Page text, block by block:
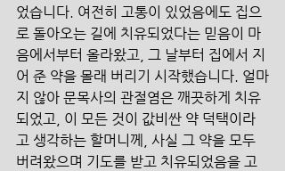
었습니다. 여전히 고통이 있었음에도 집으
로 돌아오는 길에 치유되었다는 믿음이 마
음에서부터 올라왔고, 그 날부터 집에서 지
어 준 약을 몰래 버리기 시작했습니다. 얼마
지 않아 문목사의 관절염은 깨끗하게 치유
되었고, 이 모든 것이 값비싼 약 덕택이라
고 생각하는 할머니께, 사실 그 약을 모두
버려왔으며 기도를 받고 치유되었음을 고